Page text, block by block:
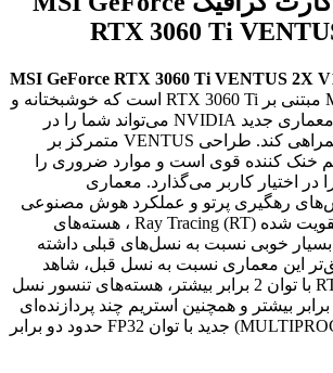
RTX 3060 Ti
مبتنی بر RTX 3060 Ti است که خوشبختانه و
جدید NVIDIA می‌تواند شما را در
کند. طراحی VENTUS متمرکز بر
خنک کننده قوی است و موارد ضروری را
در اختیار کاربر می‌گذارد. معماری
رهگیری پرتو و عملکرد هوش مصنوعی
شده Ray Tracing (RT) ، هسته‌های
خوبی نسبت به نسل‌های قبلی داشته
این معماری نسبت به نسل قبل، شاهد
با توان 2 برابر بیشتر، هسته‌های تنسور نسل
بیشتر و همچنین استریم چند پردازنده‌ای
) جدید با توان FP32 حدود دو برابر